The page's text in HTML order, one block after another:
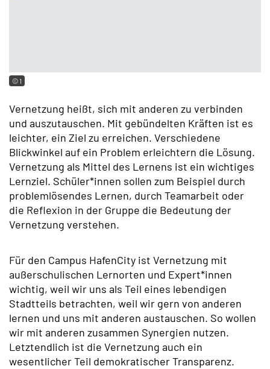
© 1
Vernetzung heißt, sich mit anderen zu verbinden
und auszutauschen. Mit gebündelten Kräften ist es
leichter, ein Ziel zu erreichen. Verschiedene
Blickwinkel auf ein Problem erleichtern die Lösung.
Vernetzung als Mittel des Lernens ist ein wichtiges
Lernziel. Schüler*innen sollen zum Beispiel durch
problemlösendes Lernen, durch Teamarbeit oder
die Reflexion in der Gruppe die Bedeutung der
Vernetzung verstehen.
Für den Campus HafenCity ist Vernetzung mit
außerschulischen Lernorten und Expert*innen
wichtig, weil wir uns als Teil eines lebendigen
Stadtteils betrachten, weil wir gern von anderen
lernen und uns mit anderen austauschen. So wollen
wir mit anderen zusammen Synergien nutzen.
Letztendlich ist die Vernetzung auch ein
wesentlicher Teil demokratischer Transparenz.